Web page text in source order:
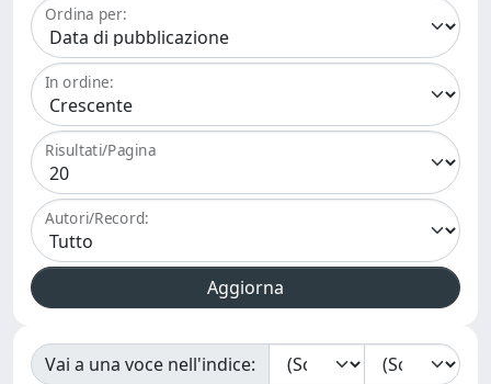
Ordina per:
In ordine:
Risultati/Pagina
Autori/Record:
Vai a una voce nell'indice: